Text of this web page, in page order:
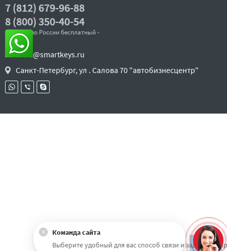
7 (812) 679-96-88
8 (800) 350-40-54
- звонок по России бесплатный -
sales@smartkeys.ru
Санкт-Петербург, ул . Салова 70 "автобизнесцентр"
Наверх
Команда сайта
Выберите удобный для вас способ связи и задайте